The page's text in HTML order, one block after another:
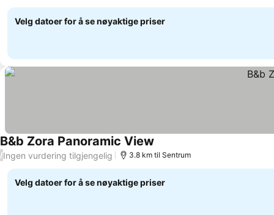
Velg datoer for å se nøyaktige priser
B&b Zora Panoramic View
/Ingen vurdering tilgjengelig 3.8 km til Sentrum
Velg datoer for å se nøyaktige priser